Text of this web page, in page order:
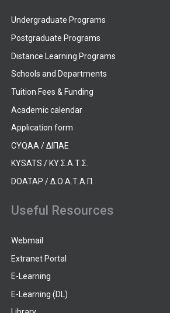
Undergraduate Programs
Postgraduate Programs
Distance Learning Programs
Schools and Departments
Tuition Fees & Funding
Academic calendar
Application form
CYQAA / ΔΙΠΑΕ
KYSATS / ΚΥ.Σ.Α.Τ.Σ.
DOATAP / Δ.Ο.Α.Τ.Α.Π.
Useful Resources
Webmail
Extranet Portal
E-Learning
E-Learning (DL)